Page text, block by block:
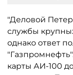
"Деловой
службы
однако ответ
карты АИ-100